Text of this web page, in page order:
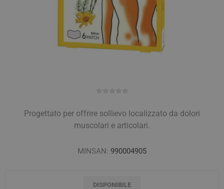
Progettato per offrire sollievo localizzato da dolori
muscolari e articolari.
MINSAN: 990004905
DISPONIBILE